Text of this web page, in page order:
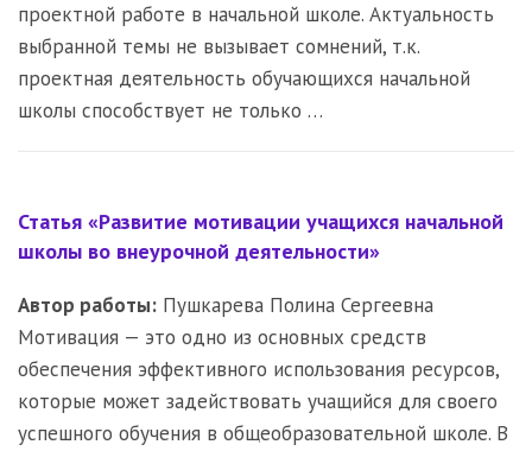
проектной работе в начальной школе. Актуальность
выбранной темы не вызывает сомнений, т.к.
проектная деятельность обучающихся начальной
школы способствует не только …
Статья «Развитие мотивации учащихся начальной
школы во внеурочной деятельности»
Автор работы: Пушкарева Полина Сергеевна
Мотивация — это одно из основных средств
обеспечения эффективного использования ресурсов,
которые может задействовать учащийся для своего
успешного обучения в общеобразовательной школе. В